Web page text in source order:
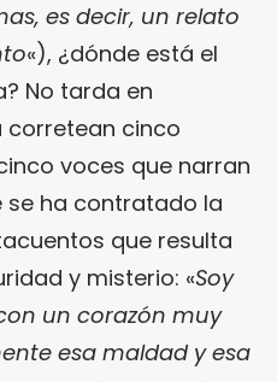
es decir, un relato
«), ¿dónde está el
No tarda en
corretean cinco
voces que narran
se ha contratado la
que resulta
y misterio: «Soy
un corazón muy
esa maldad y esa